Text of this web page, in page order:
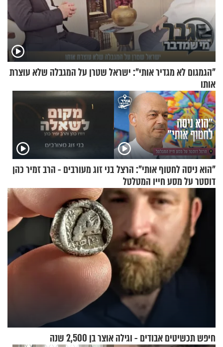
"הגמגום לא מגדיר אותי": ישראל שטרן על המגבלה שלא עוצרת
אותו
"הוא ניסה לחטוף אותי": הרצל
דוסטר על מסע חייו המטלטל
בני זוג מעורבים - הרב זמיר כהן
חיפש תכשיטים אבודים - וגילה אוצר בן 2,500 שנה